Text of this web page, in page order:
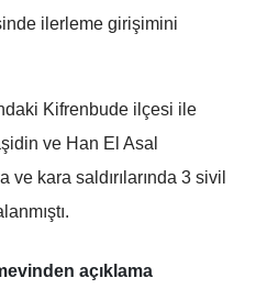
Manisa
ilerleme girişimini
Kifrenbude ilçesi ile
ve Han El Asal
kara saldırılarında 3 sivil
açıklama